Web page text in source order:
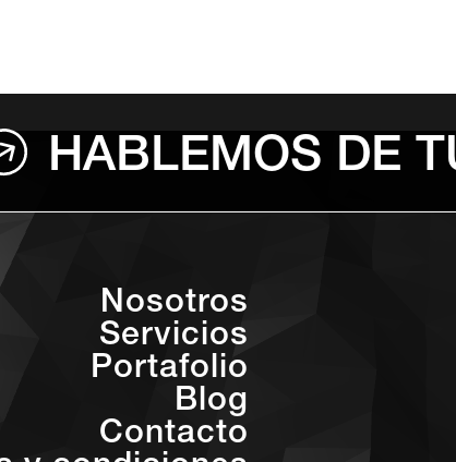
HABLEMOS DE
Nosotros
Servicios
Portafolio
Blog
Contacto